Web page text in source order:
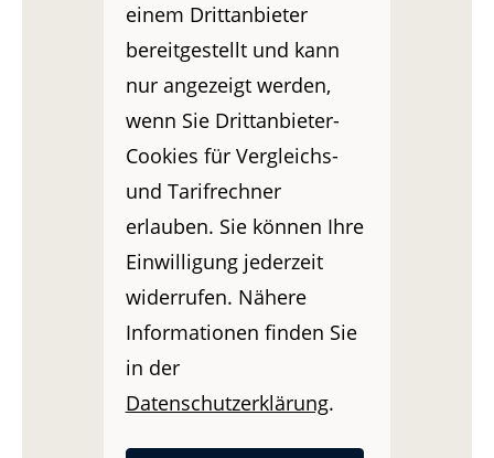
einem Drittanbieter
bereitgestellt und kann
nur angezeigt werden,
wenn Sie Drittanbieter-
Cookies für Vergleichs-
und Tarifrechner
erlauben. Sie können Ihre
Einwilligung jederzeit
widerrufen. Nähere
Informationen finden Sie
in der
Datenschutzerklärung.